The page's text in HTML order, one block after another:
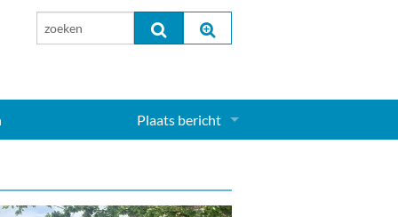
Plaats bericht